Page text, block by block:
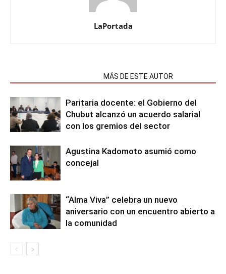
LaPortada
MÁS DE ESTE AUTOR
Paritaria docente: el Gobierno del
Chubut alcanzó un acuerdo salarial
con los gremios del sector
Agustina Kadomoto asumió como
concejal
“Alma Viva” celebra un nuevo
aniversario con un encuentro abierto a
la comunidad